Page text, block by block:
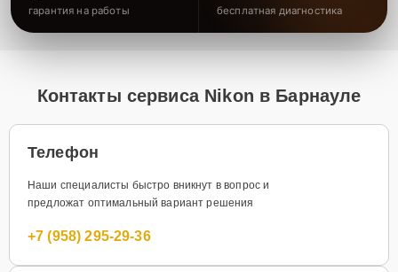
гарантия на работы бесплатная диагностика
Контакты сервиса Nikon в Барнауле
Телефон
Наши специалисты быстро вникнут в вопрос и
предложат оптимальный вариант решения
+7 (958) 295-29-36